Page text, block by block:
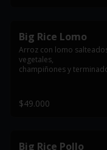
Big Rice Lomo
Arroz con lomo
vegetales,
champiñones y
*imagen de referencia se
la proteína seleccionada
$49.000
Big Rice Pollo